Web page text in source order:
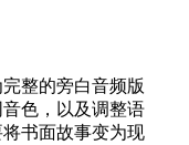
整的旁白音频版
色，以及调整语
书面故事变为现